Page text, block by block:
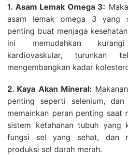
1. Asam Lemak Omega 3:
asam lemak omega 3 yang
penting buat menjaga
ini memudahkan
kardiovaskular, turunkan
mengembangkan kadar
2. Kaya Akan Mineral:
penting seperti selenium,
memainkan peran penting saat
sistem ketahanan tubuh yang
fungsi sel yang sehat, dan
produksi sel darah merah.